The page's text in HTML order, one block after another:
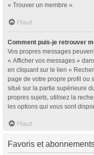
« Trouver un membre ».
Haut
Comment puis-je retrouver
Vos propres messages
« Afficher vos messages »
en cliquant sur le lien «
page de votre propre profil ou
situé sur la partie supérieure
propres sujets, utilisez la
les options qui vous sont
Haut
Favoris et